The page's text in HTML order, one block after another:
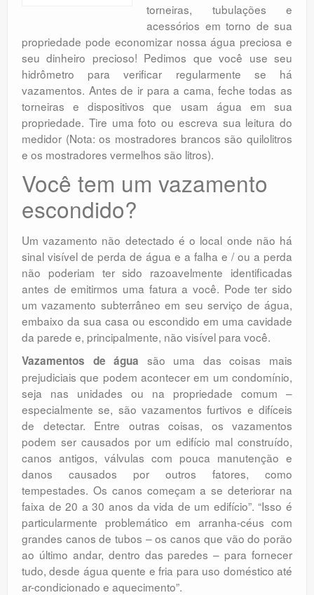
torneiras, tubulações e
acessórios em torno de sua
propriedade pode economizar nossa água preciosa e
seu dinheiro precioso! Pedimos que você use seu
hidrômetro para verificar regularmente se há
vazamentos. Antes de ir para a cama, feche todas as
torneiras e dispositivos que usam água em sua
propriedade. Tire uma foto ou escreva sua leitura do
medidor (Nota: os mostradores brancos são quilolitros
e os mostradores vermelhos são litros).
Você tem um vazamento
escondido?
Um vazamento não detectado é o local onde não há
sinal visível de perda de água e a falha e / ou a perda
não poderiam ter sido razoavelmente identificadas
antes de emitirmos uma fatura a você. Pode ter sido
um vazamento subterrâneo em seu serviço de água,
embaixo da sua casa ou escondido em uma cavidade
da parede e, principalmente, não visível para você.
Vazamentos de água são uma das coisas mais
prejudiciais que podem acontecer em um condomínio,
seja nas unidades ou na propriedade comum –
especialmente se, são vazamentos furtivos e difíceis
de detectar. Entre outras coisas, os vazamentos
podem ser causados ​​por um edifício mal construído,
canos antigos, válvulas com pouca manutenção e
danos causados ​​por outros fatores, como
tempestades. Os canos começam a se deteriorar na
faixa de 20 a 30 anos da vida de um edifício”. “Isso é
particularmente problemático em arranha-céus com
grandes canos de tubos – os canos que vão do porão
ao último andar, dentro das paredes – para fornecer
tudo, desde água quente e fria para uso doméstico até
ar-condicionado e aquecimento”.